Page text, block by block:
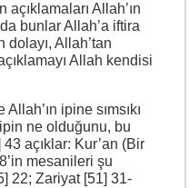
açıklamaları Allah’ın
bunlar Allah’a iftira
Allah’tan
Allah kendisi
ipine sımsıkı
ipin ne olduğunu, bu
açıklar: Kur’an (Bir
mesanileri şu
22; Zariyat [51] 31-